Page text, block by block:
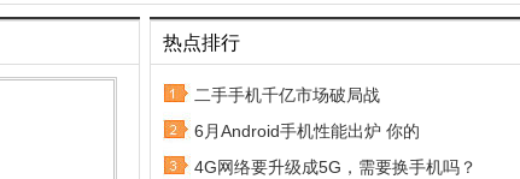
热点排行
二手手机千亿市场破局战
6月Android手机性能出炉 你的
4G网络要升级成5G，需要换手机吗？